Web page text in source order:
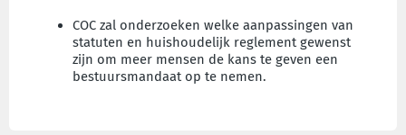
COC zal onderzoeken welke aanpassingen van
statuten en huishoudelijk reglement gewenst
zijn om meer mensen de kans te geven een
bestuursmandaat op te nemen.